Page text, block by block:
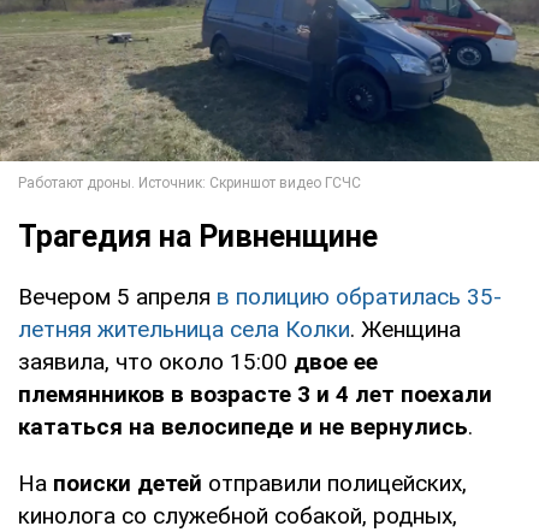
Трагедия на Ривненщине
Вечером 5 апреля в полицию обратилась 35-
летняя жительница села Колки. Женщина
заявила, что около 15:00 двое ее
племянников в возрасте 3 и 4 лет поехали
кататься на велосипеде и не вернулись.
На поиски детей отправили полицейских,
кинолога со служебной собакой, родных,